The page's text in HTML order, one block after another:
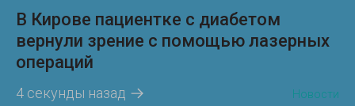
В Кирове пациентке с диабетом
вернули зрение с помощью лазерных
операций
4 секунды назад Новости